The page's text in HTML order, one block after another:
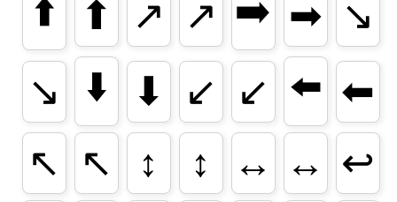
⬆ ↗️ ↗ ➡ ↘️
↘ ⬇️ ⬇ ↙️ ↙ ⬅️ ⬅
↖️ ↖ ↕️ ↕ ↔️ ↔ ↩️